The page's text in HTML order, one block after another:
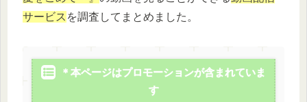
サービス を調査してまとめました。
＊本ページはプロモーションが含まれていま
す